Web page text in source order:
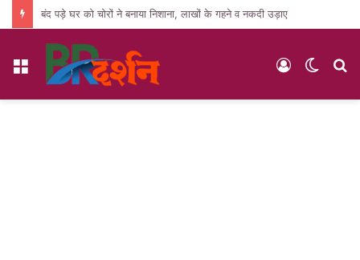
बंद पड़े घर को चोरों ने बनाया निशाना, लाखों के गहने व नकदी उड़ाए
Menu
Switch
Log